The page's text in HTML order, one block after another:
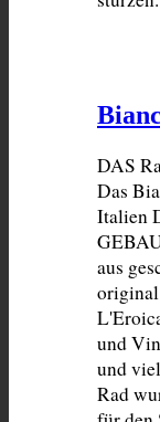
DAS
Das
Italien
aus
und
und
Rad